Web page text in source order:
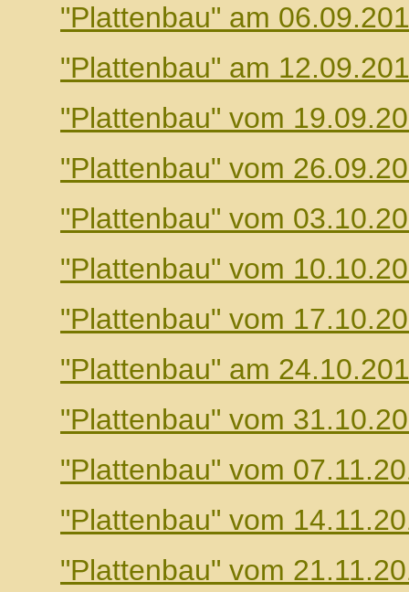
"Plattenbau" am
"Plattenbau" am
"Plattenbau" vom
"Plattenbau" vom
"Plattenbau" vom
"Plattenbau" vom
"Plattenbau" vom
"Plattenbau" am
"Plattenbau" vom
"Plattenbau" vom
"Plattenbau" vom
"Plattenbau" vom